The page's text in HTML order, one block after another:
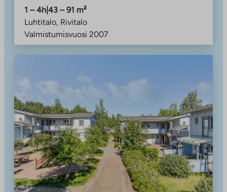
1 – 4h 43 – 91 m²
Luhtitalo, Rivitalo
Valmistumisvuosi 2007